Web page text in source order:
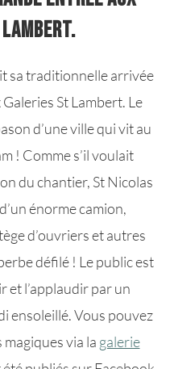
sa traditionnelle arrivée
St Lambert. Le
d’une ville qui vit au
! Comme s’il voulait
du chantier, St Nicolas
énorme camion,
d’ouvriers et autres
défilé ! Le public est
et l’applaudir par un
ensoleillé. Vous pouvez
via la galerie